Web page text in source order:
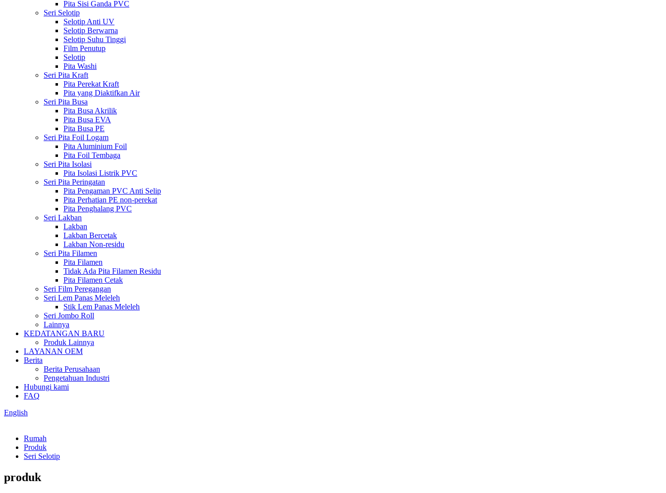
Pita Sisi Ganda PVC
Seri Selotip
Selotip Anti UV
Selotip Berwarna
Selotip Suhu Tinggi
Film Penutup
Selotip
Pita Washi
Seri Pita Kraft
Pita Perekat Kraft
Pita yang Diaktifkan Air
Seri Pita Busa
Pita Busa Akrilik
Pita Busa EVA
Pita Busa PE
Seri Pita Foil Logam
Pita Aluminium Foil
Pita Foil Tembaga
Seri Pita Isolasi
Pita Isolasi Listrik PVC
Seri Pita Peringatan
Pita Pengaman PVC Anti Selip
Pita Perhatian PE non-perekat
Pita Penghalang PVC
Seri Lakban
Lakban
Lakban Bercetak
Lakban Non-residu
Seri Pita Filamen
Pita Filamen
Tidak Ada Pita Filamen Residu
Pita Filamen Cetak
Seri Film Peregangan
Seri Lem Panas Meleleh
Stik Lem Panas Meleleh
Seri Jombo Roll
Lainnya
KEDATANGAN BARU
Produk Lainnya
LAYANAN OEM
Berita
Berita Perusahaan
Pengetahuan Industri
Hubungi kami
FAQ
English
Rumah
Produk
Seri Selotip
produk